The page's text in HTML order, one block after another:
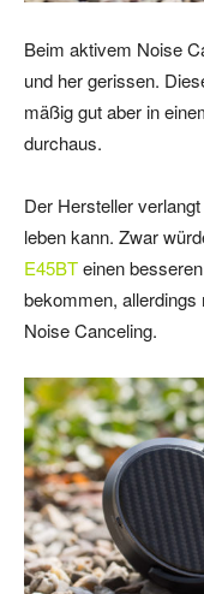
Beim aktivem Noise
und her gerissen.
mäßig gut aber in
durchaus.
Der Hersteller
leben kann. Zwar
E45BTeinen
bekommen,
Noise Canceling.